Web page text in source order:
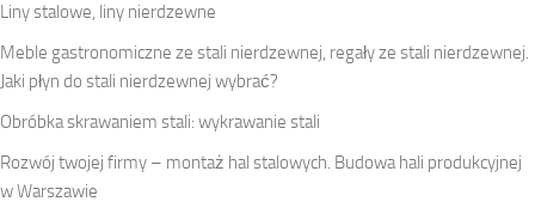
Liny stalowe, liny nierdzewne
Meble gastronomiczne ze stali nierdzewnej, regały ze stali nierdzewnej.
Jaki płyn do stali nierdzewnej wybrać?
Obróbka skrawaniem stali: wykrawanie stali
Rozwój twojej firmy – montaż hal stalowych. Budowa hali produkcyjnej
w Warszawie